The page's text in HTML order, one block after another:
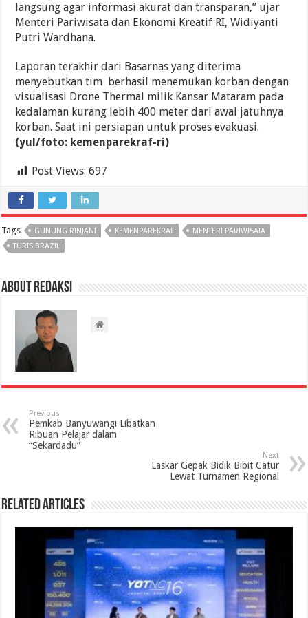
langsung agar informasi akurat dan transparan,” ujar
Menteri Pariwisata dan Ekonomi Kreatif RI, Widiyanti
Putri Wardhana.
Laporan terakhir dari Basarnas yang diterima
menyebutkan tim berhasil menemukan korban dengan
visualisasi Drone Thermal milik Kansar Mataram pada
kedalaman kurang lebih 400 meter dari awal jatuhnya
korban. Saat ini persiapan untuk proses evakuasi.
(yul/foto: kemenparekraf-ri)
Post Views: 697
Tags GUNUNG RINJANI KEMENPAREKRAF
MENTERI PARIWISATA
TURIS BRAZIL
About Redaksi
Previous
Pemkab Banyuwangi Libatkan
Ribuan Pelajar dalam
“Sekardadu”
Next
Laskar Gepak Bidik Bibit Catur
Lewat Turnamen Regional
Related Articles